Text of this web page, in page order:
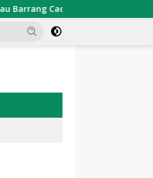
PDKT Danau Tempe :